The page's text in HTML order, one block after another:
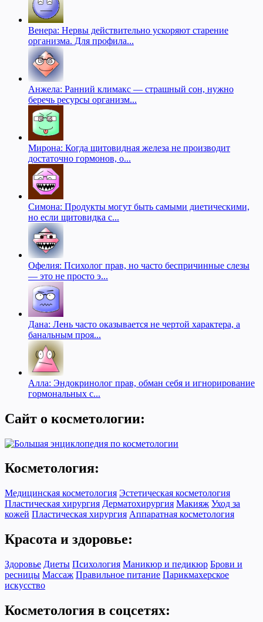
Венера: Нервы действительно ускоряют старение
организма. Для профила...
Анжела: Ранний климакс — страшный сон, нужно
беречь ресурсы организм...
Мирона: Когда щитовидная железа не производит
достаточно гормонов, о...
Симона: Продукты могут быть самыми диетическими,
но если щитовидка с...
Офелия: Психолог прав, но часто беспричинные слезы
— это не просто э...
Дана: Лень часто оказывается не чертой характера, а
банальным проя...
Алла: Эндокринолог прав, обман себя и игнорирование
гормональных с...
Сайт о косметологии:
Косметология:
Медицинская косметология Эстетическая косметология
Пластическая хирургия Дерматохирургия Макияж Уход за
кожей Пластическая хирургия Аппаратная косметология
Красота и здоровье:
Здоровье Диеты Психология Маникюр и педикюр Брови и
ресницы Массаж Правильное питание Парикмахерское
искусство
Косметология в соцсетях: